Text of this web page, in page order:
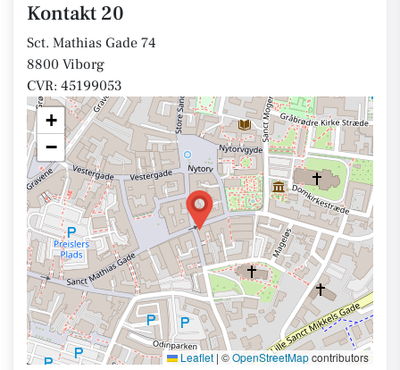
Kontakt 20
Sct. Mathias Gade 74
8800 Viborg
CVR: 45199053
+
−
Leaflet | ©OpenStreetMapcontributors